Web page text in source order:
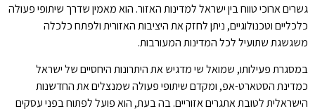
גשרים ארוכי טווח בין ישראל למדינות האזור. הוא מאמין שדרך שיתופי פעולה
כלכליים וטכנולוגיים, ניתן לחזק את היציבות האזורית ולפתח כלכלה
משגשגת שתועיל לכל המדינות המעורבות.
במסגרת פעילותו, שמואל שי מדגיש את היתרונות היחסיים של ישראל
כמדינת הסטארט-אפ, ומקדם שיתופי פעולה שמנצלים את החדשנות
הישראלית לטובת אתגרים אזוריים. בה בעת, הוא פועל לפתוח בפני עסקים